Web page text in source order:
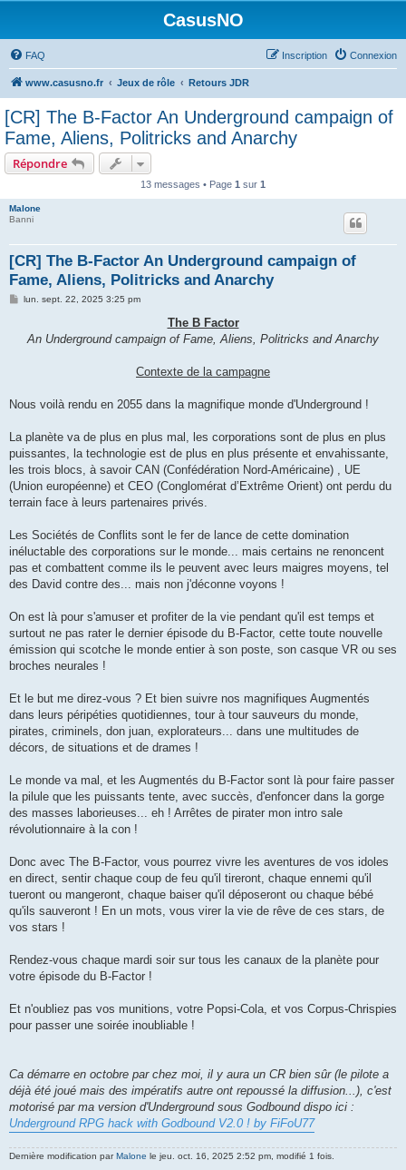
CasusNO
FAQ Connexion
Inscription
www.casusno.fr Jeux de rôle Retours JDR
[CR] The B-Factor An Underground campaign of
Fame, Aliens, Politricks and Anarchy
Répondre
13 messages • Page 1 sur 1
Malone
Banni
[CR] The B-Factor An Underground campaign of
Fame, Aliens, Politricks and Anarchy
Mlun. sept. 22, 2025 3:25 pm
The B Factor
An Underground campaign of Fame, Aliens, Politricks and Anarchy
Contexte de la campagne
Nous voilà rendu en 2055 dans la magnifique monde d'Underground !
La planète va de plus en plus mal, les corporations sont de plus en plus
puissantes, la technologie est de plus en plus présente et envahissante,
les trois blocs, à savoir CAN (Confédération Nord-Américaine) , UE
(Union européenne) et CEO (Conglomérat d’Extrême Orient) ont perdu du
terrain face à leurs partenaires privés.
Les Sociétés de Conflits sont le fer de lance de cette domination
inéluctable des corporations sur le monde... mais certains ne renoncent
pas et combattent comme ils le peuvent avec leurs maigres moyens, tel
des David contre des... mais non j'déconne voyons !
On est là pour s'amuser et profiter de la vie pendant qu'il est temps et
surtout ne pas rater le dernier épisode du B-Factor, cette toute nouvelle
émission qui scotche le monde entier à son poste, son casque VR ou ses
broches neurales !
Et le but me direz-vous ? Et bien suivre nos magnifiques Augmentés
dans leurs péripéties quotidiennes, tour à tour sauveurs du monde,
pirates, criminels, don juan, explorateurs... dans une multitudes de
décors, de situations et de drames !
Le monde va mal, et les Augmentés du B-Factor sont là pour faire passer
la pilule que les puissants tente, avec succès, d'enfoncer dans la gorge
des masses laborieuses... eh ! Arrêtes de pirater mon intro sale
révolutionnaire à la con !
Donc avec The B-Factor, vous pourrez vivre les aventures de vos idoles
en direct, sentir chaque coup de feu qu'il tireront, chaque ennemi qu'il
tueront ou mangeront, chaque baiser qu'il déposeront ou chaque bébé
qu'ils sauveront ! En un mots, vous virer la vie de rêve de ces stars, de
vos stars !
Rendez-vous chaque mardi soir sur tous les canaux de la planète pour
votre épisode du B-Factor !
Et n'oubliez pas vos munitions, votre Popsi-Cola, et vos Corpus-Chrispies
pour passer une soirée inoubliable !
Ca démarre en octobre par chez moi, il y aura un CR bien sûr (le pilote a
déjà été joué mais des impératifs autre ont repoussé la diffusion...), c'est
motorisé par ma version d'Underground sous Godbound dispo ici :
Underground RPG hack with Godbound V2.0 ! by FiFoU77
Dernière modification parMalone le jeu. oct. 16, 2025 2:52 pm, modifié 1 fois.